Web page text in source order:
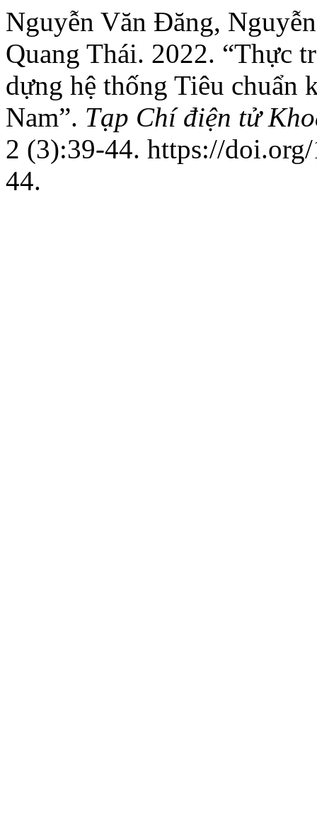
Nguyễn Văn Đăng,
Quang Thái. 2022. “Thực
dựng hệ thống Tiêu chuẩn
Nam”. Tạp Chí điện tử
2 (3):39-44. https://
44.